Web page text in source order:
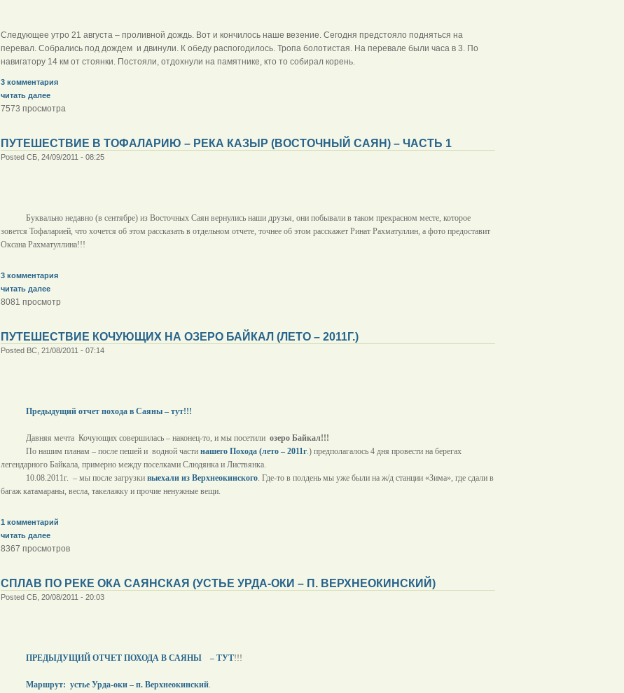
Следующее утро 21 августа – проливной дождь. Вот и кончилось наше везение. Сегодня предстояло подняться на
перевал. Собрались под дождем и двинули. К обеду распогодилось. Тропа болотистая. На перевале были часа в 3. По
навигатору 14 км от стоянки. Постояли, отдохнули на памятнике, кто то собирал корень.
3 комментария
читать далее
7573 просмотра
ПУТЕШЕСТВИЕ В ТОФАЛАРИЮ – РЕКА КАЗЫР (ВОСТОЧНЫЙ САЯН) – ЧАСТЬ 1
Posted СБ, 24/09/2011 - 08:25
Буквально недавно (в сентябре) из Восточных Саян вернулись наши друзья, они побывали в таком прекрасном месте, которое
зовется Тофаларией, что хочется об этом рассказать в отдельном отчете, точнее об этом расскажет Ринат Рахматуллин, а фото предоставит
Оксана Рахматуллина!!!
3 комментария
читать далее
8081 просмотр
ПУТЕШЕСТВИЕ КОЧУЮЩИХ НА ОЗЕРО БАЙКАЛ (ЛЕТО – 2011Г.)
Posted ВС, 21/08/2011 - 07:14
Предыдущий отчет похода в Саяны – тут!!!
Давняя мечта Кочующих совершилась – наконец-то, и мы посетили озеро Байкал!!!
По нашим планам – после пешей и водной части нашего Похода (лето – 2011г.) предполагалось 4 дня провести на берегах
легендарного Байкала, примерно между поселками Слюдянка и Листвянка.
10.08.2011г. – мы после загрузки выехали из Верхнеокинского. Где-то в полдень мы уже были на ж/д станции «Зима», где сдали в
багаж катамараны, весла, такелажку и прочие ненужные вещи.
1 комментарий
читать далее
8367 просмотров
СПЛАВ ПО РЕКЕ ОКА САЯНСКАЯ (УСТЬЕ УРДА-ОКИ – П. ВЕРХНЕОКИНСКИЙ)
Posted СБ, 20/08/2011 - 20:03
ПРЕДЫДУЩИЙ ОТЧЕТ ПОХОДА В САЯНЫ – ТУТ!!!
Маршрут: устье Урда-оки – п. Верхнеокинский.